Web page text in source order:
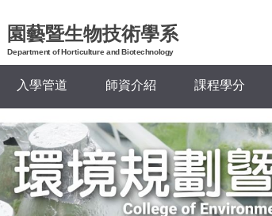
園藝暨生物技術學系
Department of Horticulture and Biotechnology
入學管道 師資介紹 課程學分